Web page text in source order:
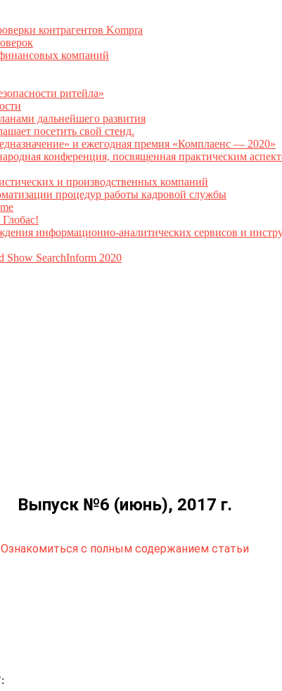
контрагентов Kompra
компаний
ритейла»
дальнейшего развития
посетить свой стенд.
и ежегодная премия «Комплаенс — 2020»
конференция, посвященная практическим
и производственных компаний
процедур работы кадровой службы
информационно-аналитических сервисов и
SearchInform 2020
Выпуск №6 (июнь), 2017 г.
Ознакомиться с полным содержанием статьи